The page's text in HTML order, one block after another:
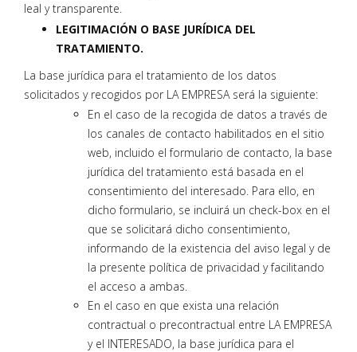
leal y transparente.
LEGITIMACIÓN O BASE JURÍDICA DEL
TRATAMIENTO.
La base jurídica para el tratamiento de los datos
solicitados y recogidos por LA EMPRESA será la siguiente:
En el caso de la recogida de datos a través de
los canales de contacto habilitados en el sitio
web, incluido el formulario de contacto, la base
jurídica del tratamiento está basada en el
consentimiento del interesado. Para ello, en
dicho formulario, se incluirá un check-box en el
que se solicitará dicho consentimiento,
informando de la existencia del aviso legal y de
la presente política de privacidad y facilitando
el acceso a ambas.
En el caso en que exista una relación
contractual o precontractual entre LA EMPRESA
y el INTERESADO, la base jurídica para el